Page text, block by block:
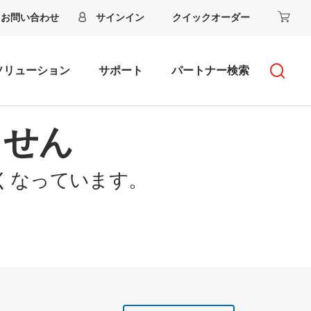
お問い合わせ サインイン クイックオーダー
リューション サポート パートナー検索
ん
っています。